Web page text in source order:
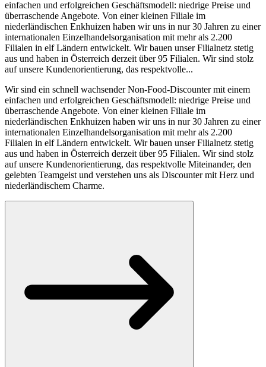
einfachen und erfolgreichen Geschäftsmodell: niedrige Preise und
überraschende Angebote. Von einer kleinen Filiale im
niederländischen Enkhuizen haben wir uns in nur 30 Jahren zu einer
internationalen Einzelhandelsorganisation mit mehr als 2.200
Filialen in elf Ländern entwickelt. Wir bauen unser Filialnetz stetig
aus und haben in Österreich derzeit über 95 Filialen. Wir sind stolz
auf unsere Kundenorientierung, das respektvolle...
Wir sind ein schnell wachsender Non-Food-Discounter mit einem
einfachen und erfolgreichen Geschäftsmodell: niedrige Preise und
überraschende Angebote. Von einer kleinen Filiale im
niederländischen Enkhuizen haben wir uns in nur 30 Jahren zu einer
internationalen Einzelhandelsorganisation mit mehr als 2.200
Filialen in elf Ländern entwickelt. Wir bauen unser Filialnetz stetig
aus und haben in Österreich derzeit über 95 Filialen. Wir sind stolz
auf unsere Kundenorientierung, das respektvolle Miteinander, den
gelebten Teamgeist und verstehen uns als Discounter mit Herz und
niederländischem Charme.